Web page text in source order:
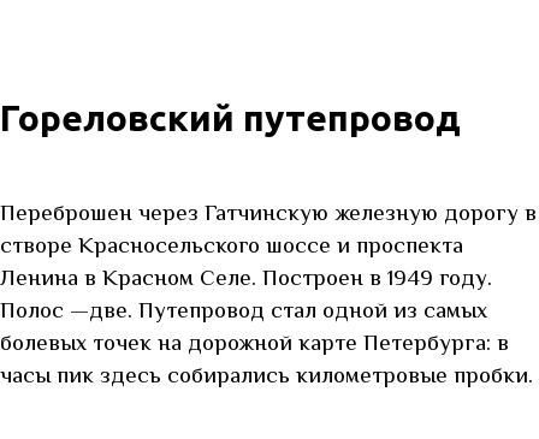
Гореловский путепровод
Переброшен через Гатчинскую железную дорогу в
створе Красносельского шоссе и проспекта
Ленина в Красном Селе. Построен в 1949 году.
Полос —две. Путепровод стал одной из самых
болевых точек на дорожной карте Петербурга: в
часы пик здесь собирались километровые пробки.